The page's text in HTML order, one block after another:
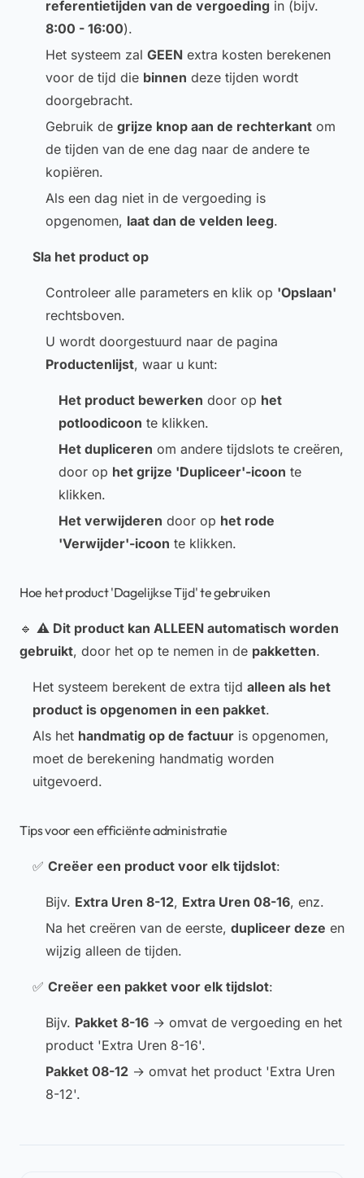
referentietijden van de vergoeding in (bijv.
8:00 - 16:00).
Het systeem zal GEEN extra kosten berekenen
voor de tijd die binnen deze tijden wordt
doorgebracht.
Gebruik de grijze knop aan de rechterkant om
de tijden van de ene dag naar de andere te
kopiëren.
Als een dag niet in de vergoeding is
opgenomen, laat dan de velden leeg.
Sla het product op
Controleer alle parameters en klik op 'Opslaan'
rechtsboven.
U wordt doorgestuurd naar de pagina
Productenlijst, waar u kunt:
Het product bewerken door op het
potloodicoon te klikken.
Het dupliceren om andere tijdslots te creëren,
door op het grijze 'Dupliceer'-icoon te
klikken.
Het verwijderen door op het rode
'Verwijder'-icoon te klikken.
Hoe het product 'Dagelijkse Tijd' te gebruiken
🔹 ⚠️ Dit product kan ALLEEN automatisch worden
gebruikt, door het op te nemen in de pakketten.
Het systeem berekent de extra tijd alleen als het
product is opgenomen in een pakket.
Als het handmatig op de factuur is opgenomen,
moet de berekening handmatig worden
uitgevoerd.
Tips voor een efficiënte administratie
✅ Creëer een product voor elk tijdslot:
Bijv. Extra Uren 8-12, Extra Uren 08-16, enz.
Na het creëren van de eerste, dupliceer deze en
wijzig alleen de tijden.
✅ Creëer een pakket voor elk tijdslot:
Bijv. Pakket 8-16 → omvat de vergoeding en het
product 'Extra Uren 8-16'.
Pakket 08-12 → omvat het product 'Extra Uren
8-12'.